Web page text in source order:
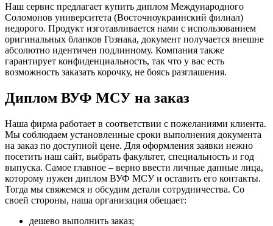
Наш сервис предлагает купить диплом Международного
Соломонов университета (Восточноукраинский филиал)
недорого. Продукт изготавливается нами с использованием
оригинальных бланков Гознака, документ получается внешне
абсолютно идентичен подлинному. Компания также
гарантирует конфиденциальность, так что у вас есть
возможность заказать корочку, не боясь разглашения.
Диплом ВУФ МСУ на заказ
Наша фирма работает в соответствии с пожеланиями клиента.
Мы соблюдаем установленные сроки выполнения документа
на заказ по доступной цене. Для оформления заявки нежно
посетить наш сайт, выбрать факультет, специальность и год
выпуска. Самое главное – верно ввести личные данные лица,
которому нужен диплом ВУФ МСУ и оставить его контакты.
Тогда мы свяжемся и обсудим детали сотрудничества. Со
своей стороны, наша организация обещает:
дешево выполнить заказ;